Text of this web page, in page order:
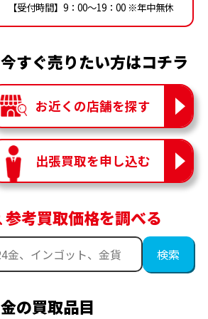
【受付時間】9：00〜19：00 ※年中無休
今すぐ売りたい方はコチラ
お近くの店舗を探す
出張買取を申し込む
参考買取価格を調べる
金の買取品目